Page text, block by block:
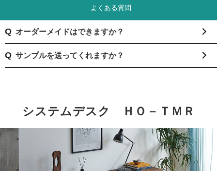
よくある質問
オーダーメイドはできますか？
サンプルを送ってくれますか？
システムデスク ＨＯ－ＴＭＲ